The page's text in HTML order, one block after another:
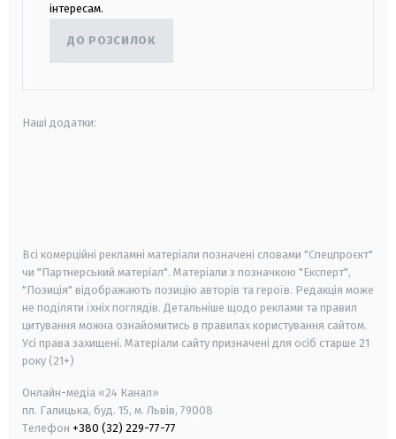
інтересам.
ДО РОЗСИЛОК
Наші додатки:
Всі комерційні рекламні матеріали позначені словами "Спецпроєкт"
чи "Партнерський матеріал". Матеріали з позначкою "Експерт",
"Позиція" відображають позицію авторів та героїв. Редакція може
не поділяти їхніх поглядів. Детальніше щодо реклами та правил
цитування можна ознайомитись в правилах користування сайтом.
Усі права захищені. Матеріали сайту призначені для осіб старше 21
року (21+)
Онлайн-медіа «24 Канал»
пл. Галицька, буд. 15, м. Львів, 79008
Телефон +380 (32) 229-77-77